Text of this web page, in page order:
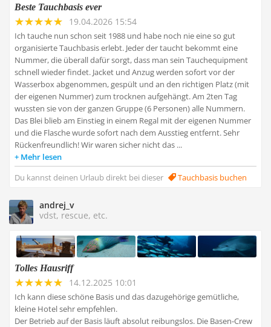
Beste Tauchbasis ever
19.04.2026 15:54
Ich tauche nun schon seit 1988 und habe noch nie eine so gut
organisierte Tauchbasis erlebt. Jeder der taucht bekommt eine
Nummer, die überall dafür sorgt, dass man sein Tauchequipment
schnell wieder findet. Jacket und Anzug werden sofort vor der
Wasserbox abgenommen, gespült und an den richtigen Platz (mit
der eigenen Nummer) zum trocknen aufgehängt. Am 2ten Tag
wussten sie von der ganzen Gruppe (6 Personen) alle Nummern.
Das Blei blieb am Einstieg in einem Regal mit der eigenen Nummer
und die Flasche wurde sofort nach dem Ausstieg entfernt. Sehr
Rückenfreundlich! Wir waren sicher nicht das ...
Mehr lesen
Du kannst deinen Urlaub direkt bei dieser
Tauchbasis buchen
andrej_v
vdst, rescue, etc.
Tolles Hausriff
14.12.2025 10:01
Ich kann diese schöne Basis und das dazugehörige gemütliche,
kleine Hotel sehr empfehlen.
Der Betrieb auf der Basis läuft absolut reibungslos. Die Basen-Crew